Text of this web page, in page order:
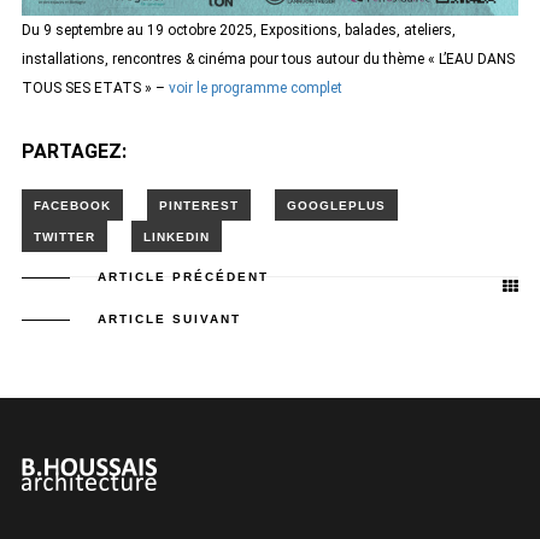
Du 9 septembre au 19 octobre 2025, Expositions, balades, ateliers,
installations, rencontres & cinéma pour tous autour du thème « L’EAU DANS
TOUS SES ETATS » – voir le programme complet
PARTAGEZ:
ARTICLE PRÉCÉDENT
ARTICLE SUIVANT